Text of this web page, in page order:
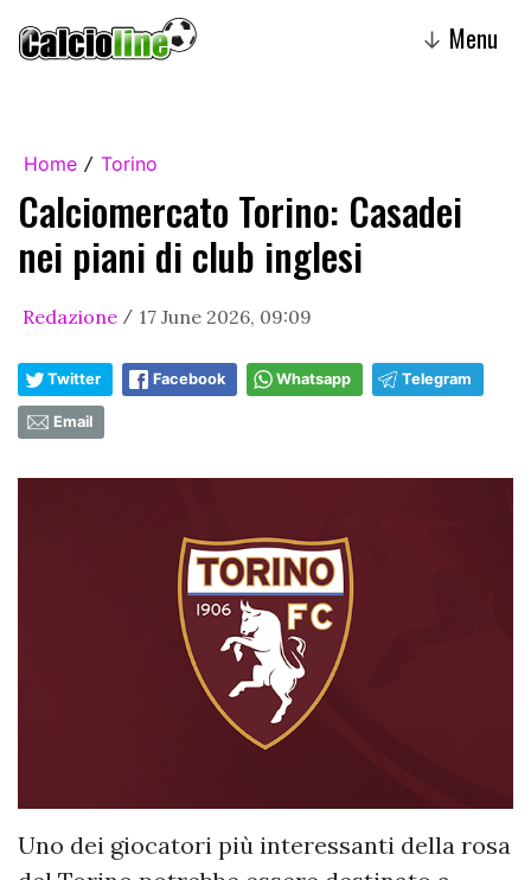
↓ Menu
Home / Torino
Calciomercato Torino: Casadei
nei piani di club inglesi
Redazione / 17 June 2026, 09:09
Twitter Facebook Whatsapp Telegram
Email
Uno dei giocatori più interessanti della rosa